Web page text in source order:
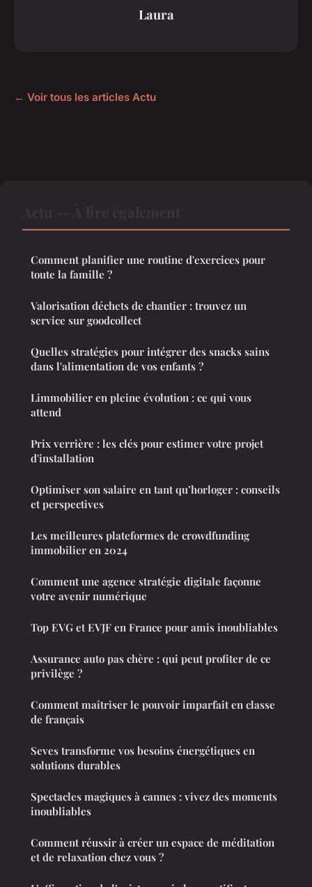
Laura
← Voir tous les articles Actu
Comment planifier une routine d'exercices pour
toute la famille ?
Valorisation déchets de chantier : trouvez un
service sur goodcollect
Quelles stratégies pour intégrer des snacks sains
dans l'alimentation de vos enfants ?
Limmobilier en pleine évolution : ce qui vous
attend
Prix verrière : les clés pour estimer votre projet
d'installation
Optimiser son salaire en tant qu’horloger : conseils
et perspectives
Les meilleures plateformes de crowdfunding
immobilier en 2024
Comment une agence stratégie digitale façonne
votre avenir numérique
Top EVG et EVJF en France pour amis inoubliables
Assurance auto pas chère : qui peut profiter de ce
privilège ?
Comment maîtriser le pouvoir imparfait en classe
de français
Seves transforme vos besoins énergétiques en
solutions durables
Spectacles magiques à cannes : vivez des moments
inoubliables
Comment réussir à créer un espace de méditation
et de relaxation chez vous ?